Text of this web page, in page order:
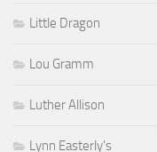
Little Dragon
Lou Gramm
Luther Allison
Lynn Easterly's